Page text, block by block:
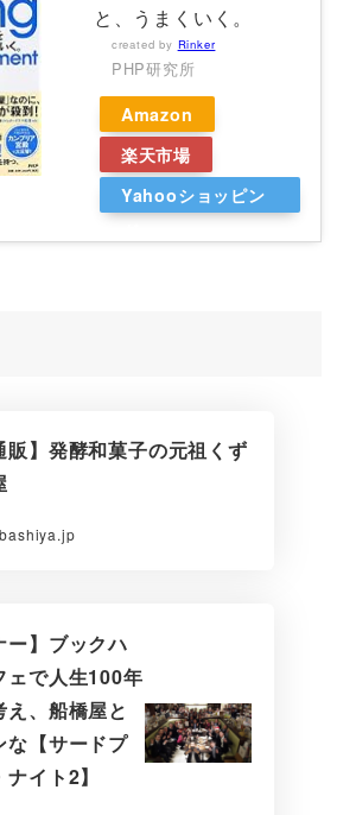
と、うまくいく。
created by Rinker
PHP研究所
Amazon
楽天市場
Yahooショッピン
販】発酵和菓子の元祖くず
ー】ブックハ
ェで人生100年
え、船橋屋と
な【サードプ
イト2】